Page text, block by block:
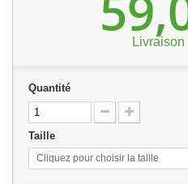
Quantité
Taille
Cliquez pour choisir la taille